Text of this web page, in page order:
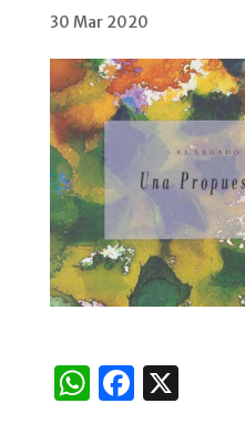
30 Mar 2020
W F X